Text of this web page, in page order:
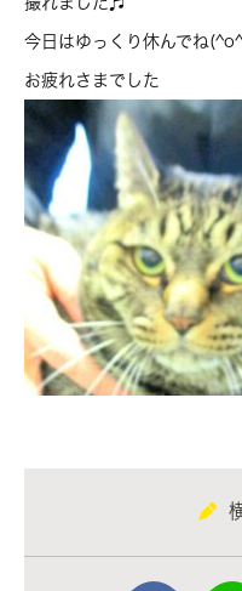
今日はゆっくり休んでね
お疲れさまでした